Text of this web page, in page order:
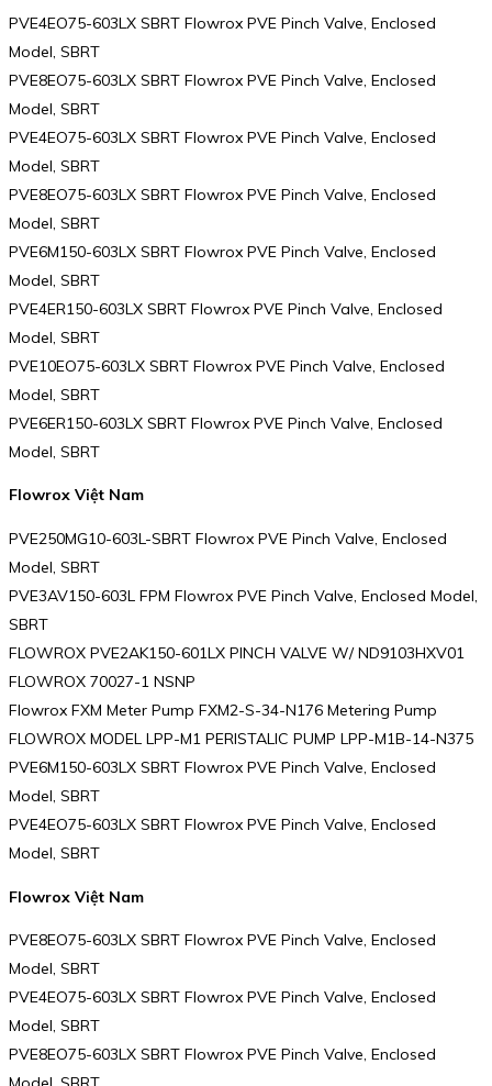
PVE4EO75-603LX SBRT Flowrox PVE Pinch Valve, Enclosed
Model, SBRT
PVE8EO75-603LX SBRT Flowrox PVE Pinch Valve, Enclosed
Model, SBRT
PVE4EO75-603LX SBRT Flowrox PVE Pinch Valve, Enclosed
Model, SBRT
PVE8EO75-603LX SBRT Flowrox PVE Pinch Valve, Enclosed
Model, SBRT
PVE6M150-603LX SBRT Flowrox PVE Pinch Valve, Enclosed
Model, SBRT
PVE4ER150-603LX SBRT Flowrox PVE Pinch Valve, Enclosed
Model, SBRT
PVE10EO75-603LX SBRT Flowrox PVE Pinch Valve, Enclosed
Model, SBRT
PVE6ER150-603LX SBRT Flowrox PVE Pinch Valve, Enclosed
Model, SBRT
Flowrox Việt Nam
PVE250MG10-603L-SBRT Flowrox PVE Pinch Valve, Enclosed
Model, SBRT
PVE3AV150-603L FPM Flowrox PVE Pinch Valve, Enclosed Model,
SBRT
FLOWROX PVE2AK150-601LX PINCH VALVE W/ ND9103HXV01
FLOWROX 70027-1 NSNP
Flowrox FXM Meter Pump FXM2-S-34-N176 Metering Pump
FLOWROX MODEL LPP-M1 PERISTALIC PUMP LPP-M1B-14-N375
PVE6M150-603LX SBRT Flowrox PVE Pinch Valve, Enclosed
Model, SBRT
PVE4EO75-603LX SBRT Flowrox PVE Pinch Valve, Enclosed
Model, SBRT
Flowrox Việt Nam
PVE8EO75-603LX SBRT Flowrox PVE Pinch Valve, Enclosed
Model, SBRT
PVE4EO75-603LX SBRT Flowrox PVE Pinch Valve, Enclosed
Model, SBRT
PVE8EO75-603LX SBRT Flowrox PVE Pinch Valve, Enclosed